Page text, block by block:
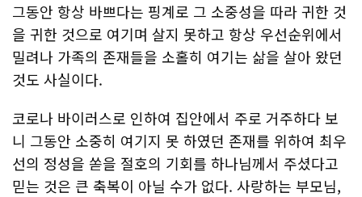
그동안 항상 바쁘다는 핑계로 그 소중성을 따라 귀한 것
을 귀한 것으로 여기며 살지 못하고 항상 우선순위에서
밀려나 가족의 존재들을 소홀히 여기는 삶을 살아 왔던
것도 사실이다.
코로나 바이러스로 인하여 집안에서 주로 거주하다 보
니 그동안 소중히 여기지 못 하였던 존재를 위하여 최우
선의 정성을 쏟을 절호의 기회를 하나님께서 주셨다고
믿는 것은 큰 축복이 아닐 수가 없다. 사랑하는 부모님,